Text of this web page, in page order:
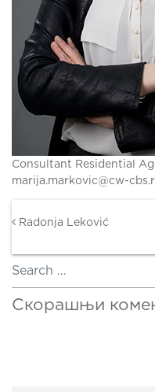
Consultant Residential
marija.markovic@cw-
Radonja Leković
Search
Скорашњи